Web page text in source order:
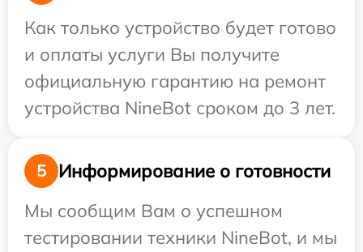
Как только устройство будет готово
и оплаты услуги Вы получите
официальную гарантию на ремонт
устройства NineBot сроком до 3 лет.
5
Информирование о готовности
Мы сообщим Вам о успешном
тестировании техники NineBot, и мы